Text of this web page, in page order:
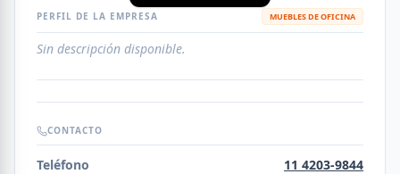
PERFIL DE LA EMPRESA MUEBLES DE OFICINA
Sin descripción disponible.
CONTACTO
Teléfono
11 4203-9844